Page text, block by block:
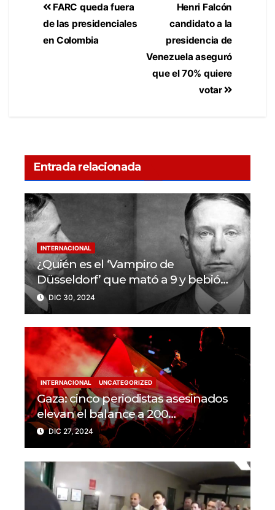
Henri Falcón
candidato a la
presidencia de
Venezuela aseguró
que el 70% quiere
votar
FARC queda fuera
de las presidenciales
en Colombia
Entrada relacionada
INTERNACIONAL
¿Quién es el ‘Vampiro de
Düsseldorf’ que mató a 9 y bebió
sangre de sus víctimas?
DIC 30, 2024
INTERNACIONAL UNCATEGORIZED
Gaza: cinco periodistas asesinados
elevan el balance a 200
trabajadores de la prensa muertos
en 2024
DIC 27, 2024